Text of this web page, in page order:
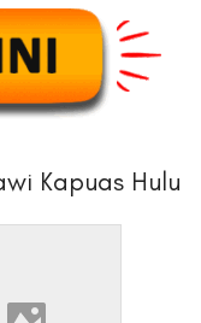
Kapuas Hulu